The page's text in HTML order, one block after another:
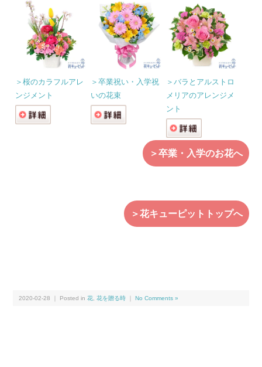
＞桜のカラフルアレ
ンジメント
＞卒業祝い・入学祝
いの花束
＞バラとアルストロ
メリアのアレンジメ
ント
＞卒業・入学のお花へ
＞花キューピットトップへ
2020-02-28 ｜ Posted in花 ,花を贈る時 ｜No Comments »